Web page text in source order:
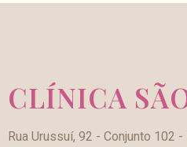
CLÍNICA
Rua Urussuí, 92 - Conjunto 102